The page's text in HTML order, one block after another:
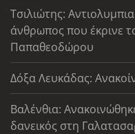
Τσιλιώτης:
άνθρωπος που έκρινε
Παπαθεοδώρου
Δόξα Λευκάδας:
Βαλένθια:
δανεικός στη